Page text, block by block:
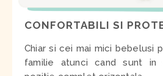
CONFORTABILI SI
Chiar si cei mai mici bebelusi
familie atunci cand sunt in